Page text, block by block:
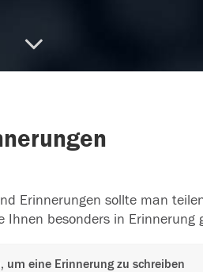
Erinnerungen sollte man
Ihnen besonders in Erinnerung
um eine Erinnerung zu schreiben